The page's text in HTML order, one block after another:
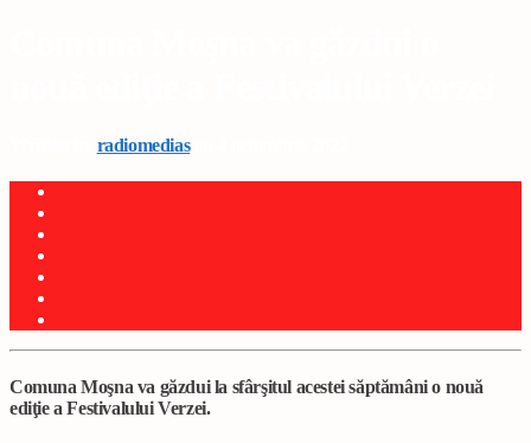
radiomediason 4 octombrie 2022
Comuna Moşna va găzdui la sfârşitul acestei săptămâni o nouă
ediţie a Festivalului Verzei.